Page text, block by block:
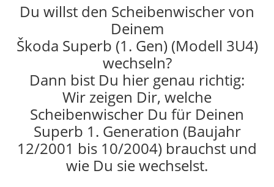
Du willst den Scheibenwischer von
Deinem
Škoda Superb (1. Gen) (Modell 3U4)
wechseln?
Dann bist Du hier genau richtig:
Wir zeigen Dir, welche
Scheibenwischer Du für Deinen
Superb 1. Generation (Baujahr
12/2001 bis 10/2004) brauchst und
wie Du sie wechselst.